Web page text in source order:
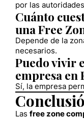
por las
Cuánto
una Free
Depende de la
necesarios.
Puedo vivir
empresa en
Sí, la empresa
Las free zone